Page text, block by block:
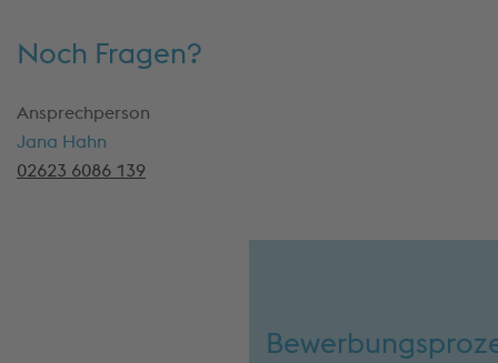
Noch Fragen?
Ansprechperson
Jana Hahn
02623 6086 139